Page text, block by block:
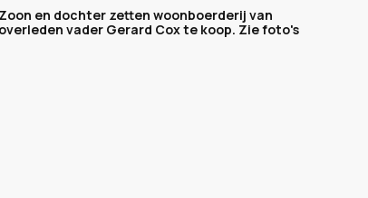
Zoon en dochter zetten woonboerderij van
overleden vader Gerard Cox te koop. Zie foto's